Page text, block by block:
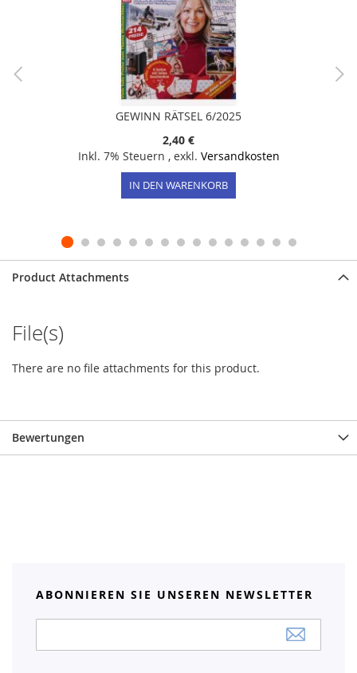
GEWINN RÄTSEL 6/2025
2,40 €
Inkl. 7% Steuern , exkl. Versandkosten
IN DEN WARENKORB
Product Attachments
File(s)
There are no file attachments for this product.
Bewertungen
ABONNIEREN SIE UNSEREN NEWSLETTER
Newsletter: